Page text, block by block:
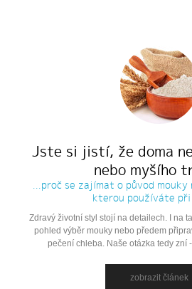
Jste si jistí, že doma
nebo myšího
...proč se zajímat o původ
kterou používáte při
Zdravý životní styl stojí na detailech. I na
pohled výběr mouky nebo předem
pečení chleba. Naše otázka tedy zní
zobrazit článek